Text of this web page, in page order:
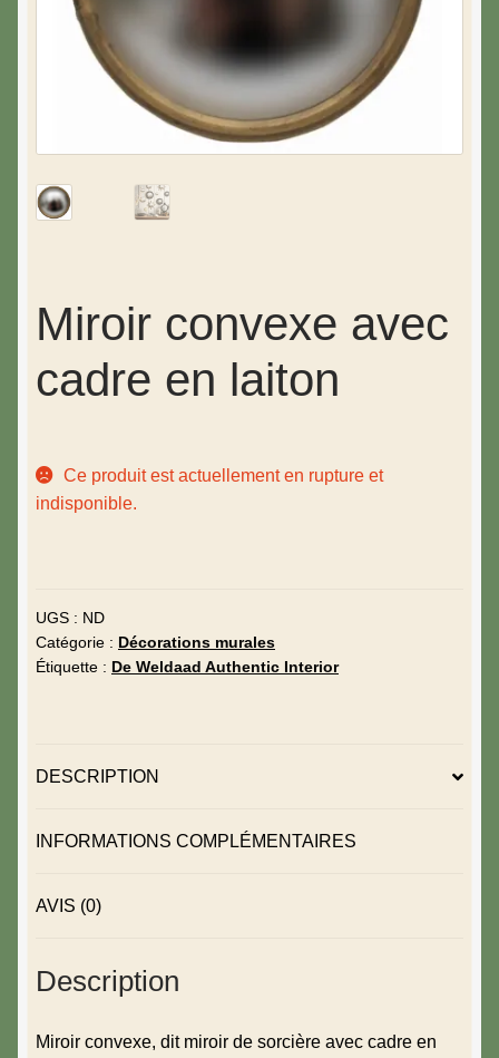
Miroir convexe avec
cadre en laiton
Ce produit est actuellement en rupture et
indisponible.
UGS : ND
Catégorie : Décorations murales
Étiquette : De Weldaad Authentic Interior
DESCRIPTION
INFORMATIONS COMPLÉMENTAIRES
AVIS (0)
Description
Miroir convexe, dit miroir de sorcière avec cadre en